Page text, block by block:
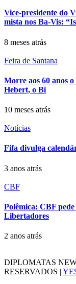
Vice-presidente do
mista nos Ba-Vis:
8 meses atrás
Feira de Santana
Morre aos 60 anos
Hebert, o Bi
10 meses atrás
Notícias
Fifa divulga
3 anos atrás
CBF
Polêmica: CBF
Libertadores
2 anos atrás
DIPLOMATAS
RESERVADOS |